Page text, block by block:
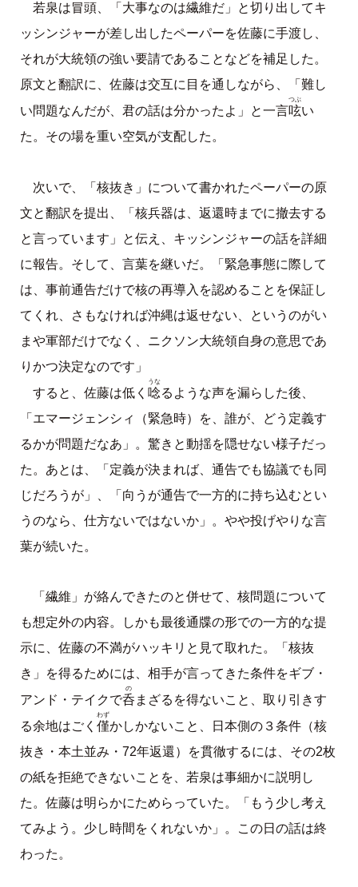
若泉は冒頭、「大事なのは繊維だ」と切り出してキ
ッシンジャーが差し出したペーパーを佐藤に手渡し、
それが大統領の強い要請であることなどを補足した。
原文と翻訳に、佐藤は交互に目を通しながら、「難し
い問題なんだが、君の話は分かったよ」と一言呟
つぶ
い
た。その場を重い空気が支配した。
次いで、「核抜き」について書かれたペーパーの原
文と翻訳を提出、「核兵器は、返還時までに撤去する
と言っています」と伝え、キッシンジャーの話を詳細
に報告。そして、言葉を継いだ。「緊急事態に際して
は、事前通告だけで核の再導入を認めることを保証し
てくれ、さもなければ沖縄は返せない、というのがい
まや軍部だけでなく、ニクソン大統領自身の意思であ
りかつ決定なのです」
すると、佐藤は低く 唸
うな
るような声を漏らした後、
「エマージェンシィ（緊急時）を、誰が、どう定義す
るかが問題だなあ」。驚きと動揺を隠せない様子だっ
た。あとは、「定義が決まれば、通告でも協議でも同
じだろうが」、「向うが通告で一方的に持ち込むとい
うのなら、仕方ないではないか」。やや投げやりな言
葉が続いた。
「繊維」が絡んできたのと併せて、核問題について
も想定外の内容。しかも最後通牒の形での一方的な提
示に、佐藤の不満がハッキリと見て取れた。「核抜
き」を得るためには、相手が言ってきた条件をギブ・
アンド・テイクで呑
の
まざるを得ないこと、取り引きす
る余地はごく 僅
わず
かしかないこと、日本側の３条件（核
抜き・本土並み・72年返還）を貫徹するには、その2枚
の紙を拒絶できないことを、若泉は事細かに説明し
た。佐藤は明らかにためらっていた。「もう少し考え
てみよう。少し時間をくれないか」。この日の話は終
わった。